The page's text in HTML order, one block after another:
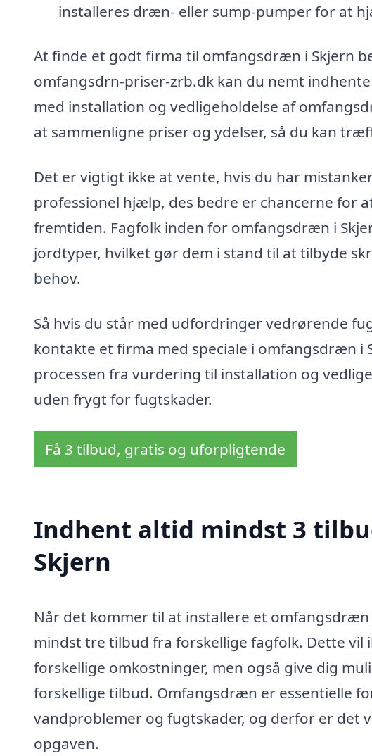
installeres dræn- eller sump-pumper for at
At finde et godt firma til omfangsdræn i Skjern
omfangsdrn-priser-zrb.dk kan du nemt
med installation og vedligeholdelse af
at sammenligne priser og ydelser, så du kan
Det er vigtigt ikke at vente, hvis du har
professionel hjælp, des bedre er chancerne for
fremtiden. Fagfolk inden for omfangsdræn i
jordtyper, hvilket gør dem i stand til at tilbyde
behov.
Så hvis du står med udfordringer vedrørende
kontakte et firma med speciale i omfangsdræn i
processen fra vurdering til installation og
uden frygt for fugtskader.
Få 3 tilbud, gratis og uforpligtende
Indhent altid mindst 3
Skjern
Når det kommer til at installere et
mindst tre tilbud fra forskellige fagfolk. Dette vil
forskellige omkostninger, men også give dig
forskellige tilbud. Omfangsdræn er essentielle
vandproblemer og fugtskader, og derfor er
opgaven.